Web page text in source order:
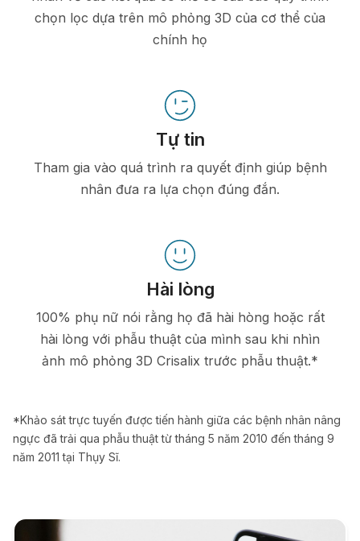
chọn lọc dựa trên mô phỏng 3D của cơ thể của
chính họ
Tự tin
Tham gia vào quá trình ra quyết định giúp bệnh
nhân đưa ra lựa chọn đúng đắn.
Hài lòng
100% phụ nữ nói rằng họ đã hài hòng hoặc rất
hài lòng với phẫu thuật của mình sau khi nhìn
ảnh mô phỏng 3D Crisalix trước phẫu thuật.*
*Khảo sát trực tuyến được tiến hành giữa các bệnh nhân nâng
ngực đã trải qua phẫu thuật từ tháng 5 năm 2010 đến tháng 9
năm 2011 tại Thụy Sĩ.